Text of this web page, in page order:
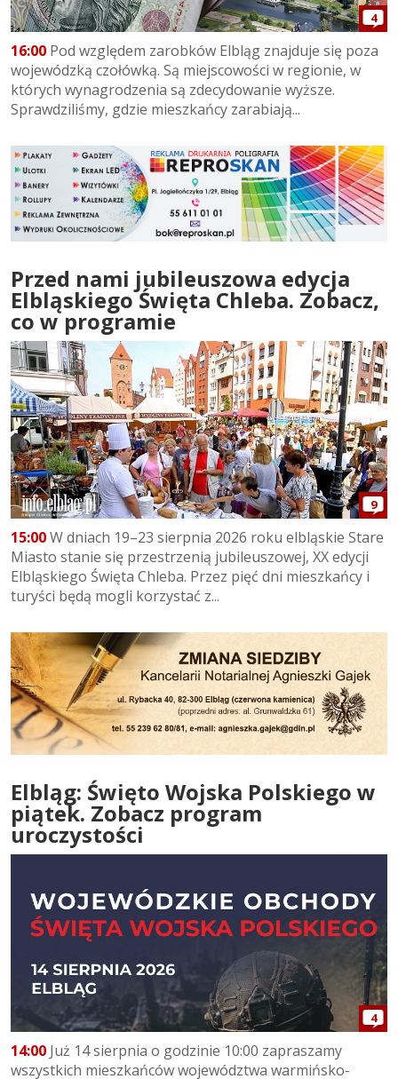
4
16:00 Pod względem zarobków Elbląg znajduje się poza
wojewódzką czołówką. Są miejscowości w regionie, w
których wynagrodzenia są zdecydowanie wyższe.
Sprawdziliśmy, gdzie mieszkańcy zarabiają...
Przed nami jubileuszowa edycja
Elbląskiego Święta Chleba. Zobacz,
co w programie
9
15:00W dniach 19–23 sierpnia 2026 roku elbląskie Stare
Miasto stanie się przestrzenią jubileuszowej, XX edycji
Elbląskiego Święta Chleba. Przez pięć dni mieszkańcy i
turyści będą mogli korzystać z...
Elbląg: Święto Wojska Polskiego w
piątek. Zobacz program
uroczystości
4
14:00 Już 14 sierpnia o godzinie 10:00 zapraszamy
wszystkich mieszkańców województwa warmińsko-